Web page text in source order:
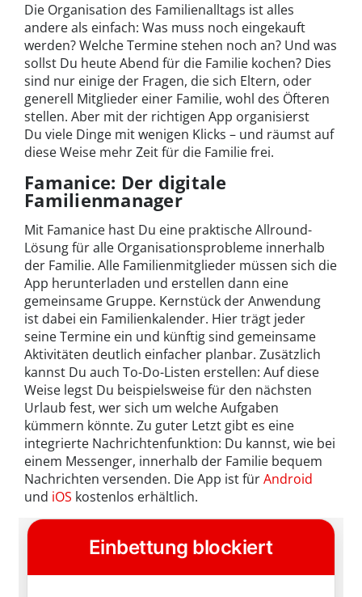
Die Organisation des Familienalltags ist alles
andere als einfach: Was muss noch eingekauft
werden? Welche Termine stehen noch an? Und was
sollst Du heute Abend für die Familie kochen? Dies
sind nur einige der Fragen, die sich Eltern, oder
generell Mitglieder einer Familie, wohl des Öfteren
stellen. Aber mit der richtigen App organisierst
Du viele Dinge mit wenigen Klicks – und räumst auf
diese Weise mehr Zeit für die Familie frei.
Famanice: Der digitale
Familienmanager
Mit Famanice hast Du eine praktische Allround-
Lösung für alle Organisationsprobleme innerhalb
der Familie. Alle Familienmitglieder müssen sich die
App herunterladen und erstellen dann eine
gemeinsame Gruppe. Kernstück der Anwendung
ist dabei ein Familienkalender. Hier trägt jeder
seine Termine ein und künftig sind gemeinsame
Aktivitäten deutlich einfacher planbar. Zusätzlich
kannst Du auch To-Do-Listen erstellen: Auf diese
Weise legst Du beispielsweise für den nächsten
Urlaub fest, wer sich um welche Aufgaben
kümmern könnte. Zu guter Letzt gibt es eine
integrierte Nachrichtenfunktion: Du kannst, wie bei
einem Messenger, innerhalb der Familie bequem
Nachrichten versenden. Die App ist fürAndroid
und iOS kostenlos erhältlich.